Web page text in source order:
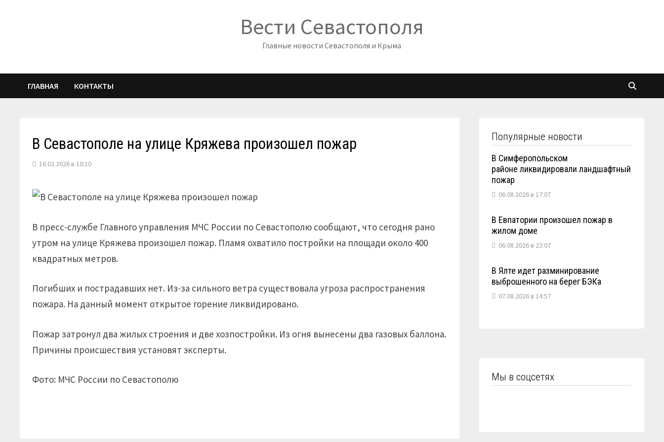
Вести Севастополя
Главные новости Севастополя и Крыма
ГЛАВНАЯ КОНТАКТЫ
В Севастополе на улице Кряжева произошел пожар
16.02.2026 в 10:10
В пресс-службе Главного управления МЧС России по Севастополю сообщают, что сегодня рано
утром на улице Кряжева произошел пожар. Пламя охватило постройки на площади около 400
квадратных метров.
Погибших и пострадавших нет. Из-за сильного ветра существовала угроза распространения
пожара. На данный момент открытое горение ликвидировано.
Пожар затронул два жилых строения и две хозпостройки. Из огня вынесены два газовых баллона.
Причины происшествия установят эксперты.
Фото: МЧС России по Севастополю
Популярные новости
В Симферопольском
районе ликвидировали ландшафтный
пожар
06.08.2026 в 17:07
В Евпатории произошел пожар в
жилом доме
06.08.2026 в 23:07
В Ялте идет разминирование
выброшенного на берег БЭКа
07.08.2026 в 14:57
Мы в соцсетях